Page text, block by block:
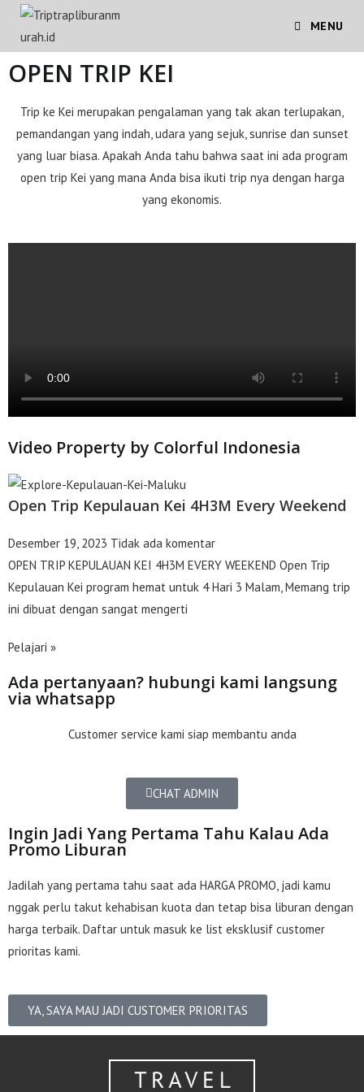
MENU
OPEN TRIP KEI
Trip ke Kei merupakan pengalaman yang tak akan terlupakan,
pemandangan yang indah, udara yang sejuk, sunrise dan sunset
yang luar biasa. Apakah Anda tahu bahwa saat ini ada program
open trip Kei yang mana Anda bisa ikuti trip nya dengan harga
yang ekonomis.
Video Property by Colorful Indonesia
Open Trip Kepulauan Kei 4H3M Every Weekend
Desember 19, 2023 Tidak ada komentar
OPEN TRIP KEPULAUAN KEI 4H3M EVERY WEEKEND Open Trip
Kepulauan Kei program hemat untuk 4 Hari 3 Malam, Memang trip
ini dibuat dengan sangat mengerti
Pelajari »
Ada pertanyaan? hubungi kami langsung
via whatsapp
Customer service kami siap membantu anda
CHAT ADMIN
Ingin Jadi Yang Pertama Tahu Kalau Ada
Promo Liburan
Jadilah yang pertama tahu saat ada HARGA PROMO, jadi kamu
nggak perlu takut kehabisan kuota dan tetap bisa liburan dengan
harga terbaik. Daftar untuk masuk ke list eksklusif customer
prioritas kami.
YA, SAYA MAU JADI CUSTOMER PRIORITAS